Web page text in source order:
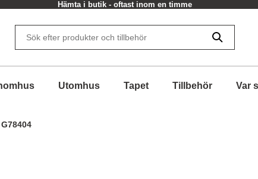
Hämta i butik - oftast inom en timme
Utomhus Tapet Tillbehör Var